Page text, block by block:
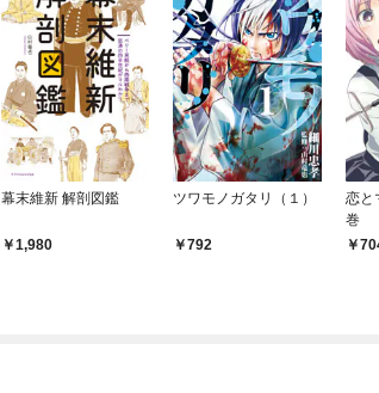
幕末維新 解剖図鑑
1,980
ツワモノガタリ（１）
792
恋と
巻